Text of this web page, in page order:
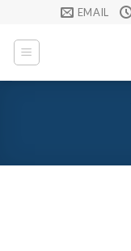
content
EMAIL